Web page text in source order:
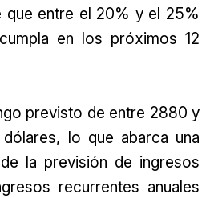
que entre el 20% y el 25%
en los próximos 12
previsto de entre 2880 y
lo que abarca una
la previsión de ingresos
recurrentes anuales